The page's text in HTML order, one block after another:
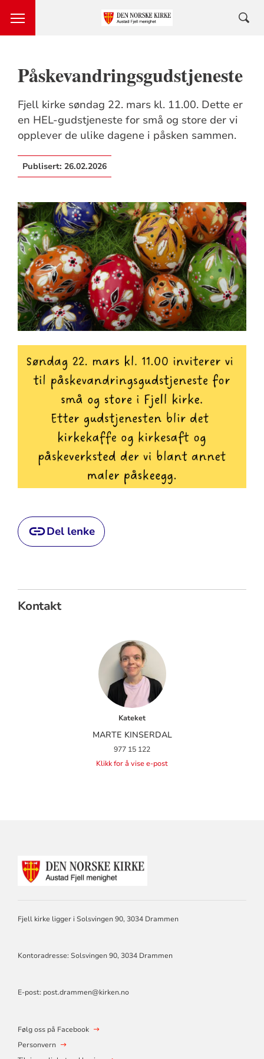
Påskevandringsgudstjeneste
Fjell kirke søndag 22. mars kl. 11.00. Dette er
en HEL-gudstjeneste for små og store der vi
opplever de ulike dagene i påsken sammen.
Publisert: 26.02.2026
Del lenke
Kontakt
Kateket
MARTE KINSERDAL
977 15 122
Klikk for å vise e-post
DRAMMEN
Fjell kirke ligger i Solsvingen 90, 3034 Drammen
Kontoradresse: Solsvingen 90, 3034 Drammen
E-post: post.drammen@kirken.no
Følg oss på Facebook
Personvern